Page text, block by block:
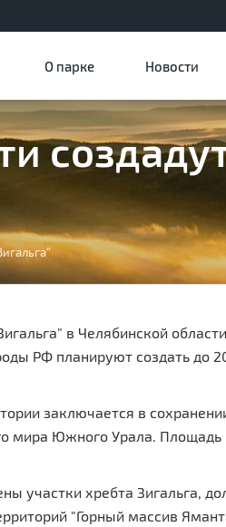
О парке Новости
в Челябинской
РФ планируют создать до
заключается в
мира Южного Урала. Площадь
участки хребта Зигальга,
"Горный массив